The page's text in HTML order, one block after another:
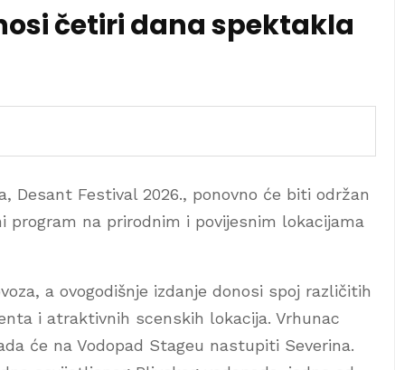
četiri dana spektakla
Desant Festival 2026., ponovno će biti održan
na prirodnim i povijesnim lokacijama
a ovogodišnje izdanje donosi spoj različitih
i atraktivnih scenskih lokacija. Vrhunac
će na Vodopad Stageu nastupiti Severina.